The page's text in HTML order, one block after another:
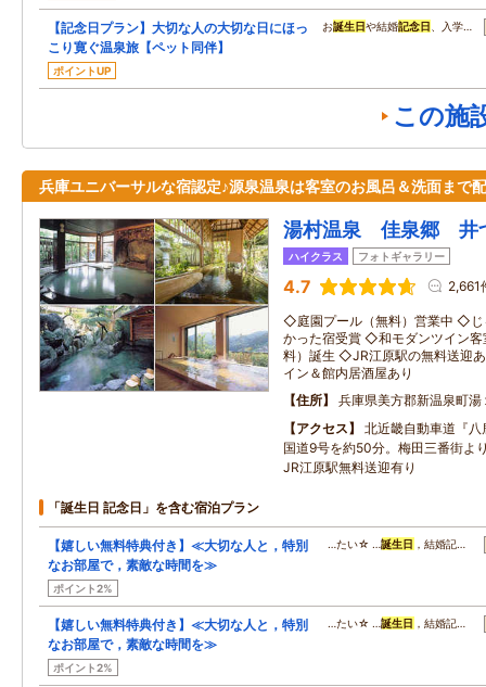
【記念日プラン】大切な人の大切な日にほっ
こり寛ぐ温泉旅【ペット同伴】
ポイントUP
お誕生日や結婚記念日 、入学…
この施
兵庫ユニバーサルな宿認定♪源泉温泉は客室のお風呂＆洗面まで
湯村温泉 佳泉郷 井
ハイクラス フォトギャラリー
4.7 2,661
◇庭園プール（無料）営業中 ◇じ
かった宿受賞 ◇和モダンツイン
料）誕生 ◇JR江原駅の無料送迎
イン＆館内居酒屋あり
住所
兵庫県美方郡新温泉町湯
アクセス
北近畿自動車道『
国道9号を約50分。梅田三番街よ
JR江原駅無料送迎有り
「誕生日 記念日」を含む宿泊プラン
【嬉しい無料特典付き】≪大切な人と，特別
なお部屋で，素敵な時間を≫
ポイント2%
…たい☆ …誕生日 ，結婚記…
【嬉しい無料特典付き】≪大切な人と，特別
なお部屋で，素敵な時間を≫
ポイント2%
…たい☆ …誕生日 ，結婚記…